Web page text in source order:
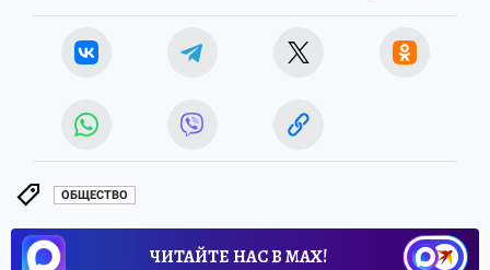
ОБЩЕСТВО
ЧИТАЙТЕ НАС В МАХ!